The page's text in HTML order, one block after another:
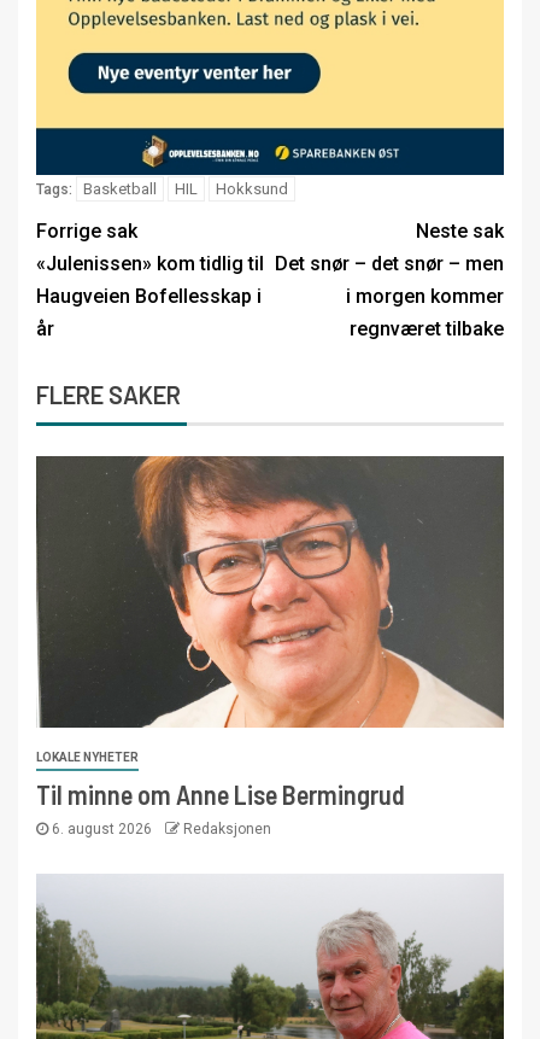
Tags: Basketball HIL Hokksund
Forrige sak
«Julenissen» kom tidlig til
Haugveien Bofellesskap i
år
Neste sak
Det snør – det snør – men
i morgen kommer
regnværet tilbake
FLERE SAKER
LOKALE NYHETER
Til minne om Anne Lise Bermingrud
6. august 2026 Redaksjonen